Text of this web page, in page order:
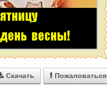
Скачать  Пожаловаться